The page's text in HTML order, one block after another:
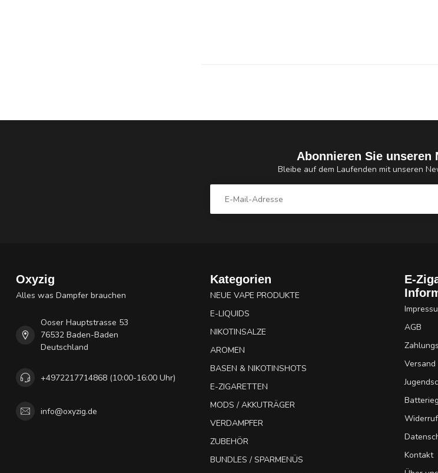
Abonnieren Sie unseren
Bleibe auf dem Laufenden mit unseren
Oxyzig
Alles was Dampfer brauchen
Ooser Hauptstrasse 53
76532 Baden-Baden
Deutschland
+4972217714868 (10:00-16:00 Uhr)
info@oxyzig.de
Kategorien
NEUE VAPE PRODUKTE
E-LIQUIDS
NIKOTINSALZE
AROMEN
BASEN & NIKOTINSHOTS
E-ZIGARETTEN
MODS / AKKUTRÄGER
VERDAMPFER
ZUBEHÖR
BUNDLES / SPARMENÜS
E-
AGB
Versand
Kontakt